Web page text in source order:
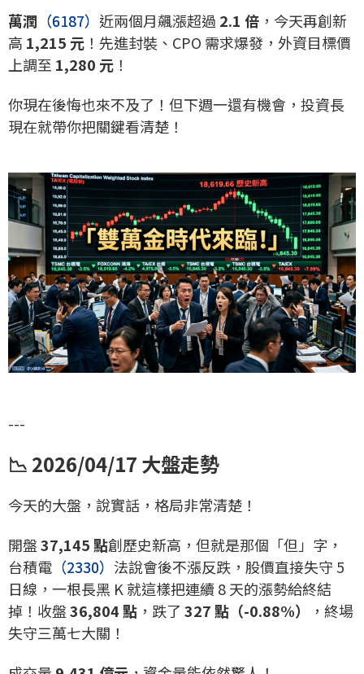
萬潤 （6187） 近兩個月飆漲超過 2.1 倍 ，今天再創新
高 1,215 元 ！先進封裝、CPO 需求爆發，外資目標價
上調至 1,280 元 ！
你現在後悔也來不及了！但下週一還有機會，投資長
現在就帶你把關鍵看清楚！
---
📉 2026/04/17 大盤走勢
今天的大盤，說實話，格局非常清楚！
開盤37,145 點創歷史新高，但就是那個「但」字，
台積電 （2330） 法說會後不漲反跌，股價直接失守 5
日線，一根長黑 K 就這樣把連續 8 天的漲勢給終結
掉！收盤36,804 點 ，跌了 327 點（-0.88%）
，終場
失守三萬七大關！